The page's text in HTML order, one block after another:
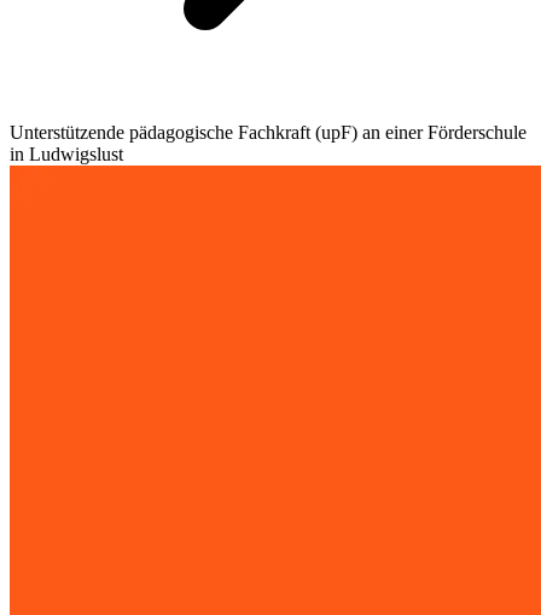
Unterstützende pädagogische Fachkraft (upF) an einer Förderschule
in Ludwigslust